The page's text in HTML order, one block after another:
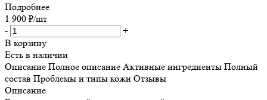
Подробнее
1 900 ₽/шт
-
+
В корзину
Есть в наличии
Описание Полное описание Активные ингредиенты Полный
состав Проблемы и типы кожи Отзывы
Описание